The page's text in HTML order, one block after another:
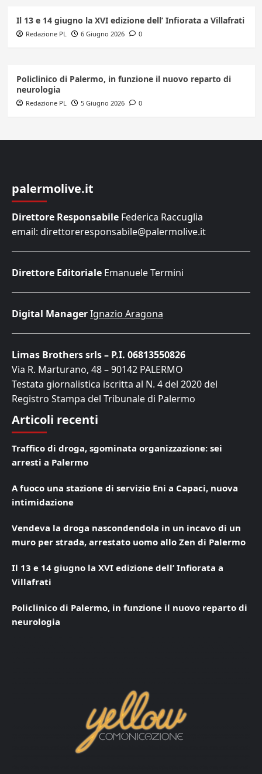
Il 13 e 14 giugno la XVI edizione dell’ Infiorata a Villafrati
Redazione PL 6 Giugno 2026 0
Policlinico di Palermo, in funzione il nuovo reparto di
neurologia
Redazione PL 5 Giugno 2026 0
palermolive.it
Direttore Responsabile Federica Raccuglia
email: direttoreresponsabile@palermolive.it
Direttore Editoriale Emanuele Termini
Digital ManagerIgnazio Aragona
Limas Brothers srls – P.I. 06813550826
Via R. Marturano, 48 – 90142 PALERMO
Testata giornalistica iscritta al N. 4 del 2020 del
Registro Stampa del Tribunale di Palermo
Articoli recenti
Traffico di droga, sgominata organizzazione: sei
arresti a Palermo
A fuoco una stazione di servizio Eni a Capaci, nuova
intimidazione
Vendeva la droga nascondendola in un incavo di un
muro per strada, arrestato uomo allo Zen di Palermo
Il 13 e 14 giugno la XVI edizione dell’ Infiorata a
Villafrati
Policlinico di Palermo, in funzione il nuovo reparto di
neurologia